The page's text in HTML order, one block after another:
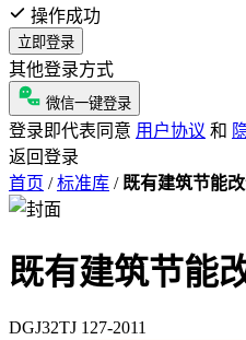
操作成功
立即登录
其他登录方式
微信一键登录
登录即代表同意 用户协议 和
返回登录
首页 / 标准库 / 既有建筑节能
既有建筑节能
DGJ32TJ 127-2011